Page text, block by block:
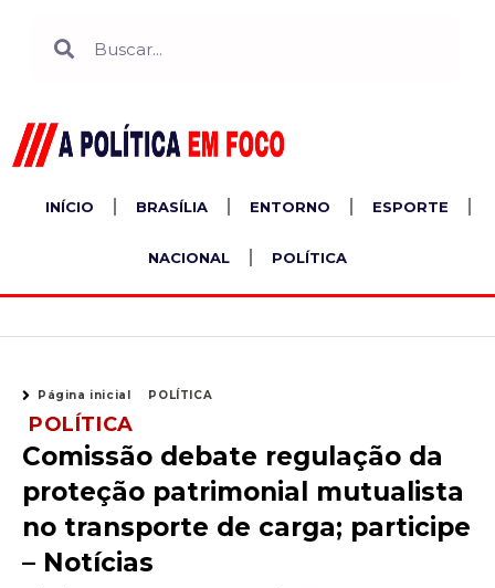
INÍCIO BRASÍLIA ENTORNO ESPORTE
NACIONAL POLÍTICA
Página inicial POLÍTICA
POLÍTICA
Comissão debate regulação da
proteção patrimonial mutualista
no transporte de carga; participe
– Notícias